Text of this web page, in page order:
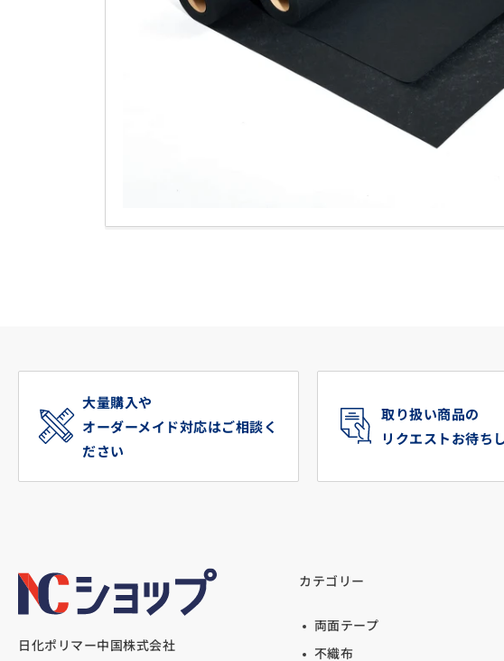
大量購入や
オーダーメイド対応はご相談く
ださい
取り扱い商品の
リクエストお待ち
日化ポリマー中国株式会社
カテゴリー
両面テープ
不織布